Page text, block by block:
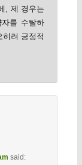
, 제 경우는
를 수탈하
려 긍정적
said: